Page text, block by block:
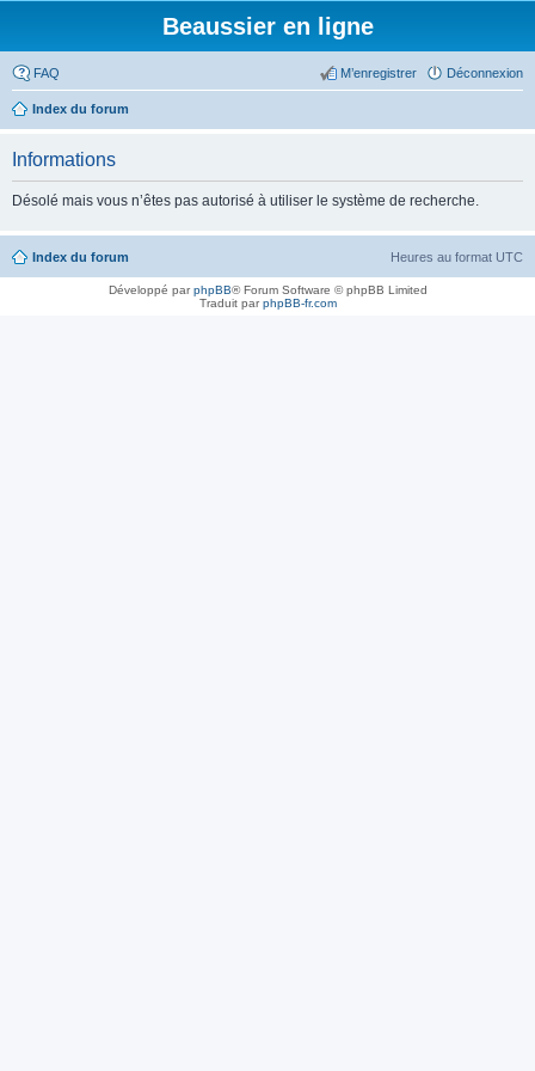
Beaussier en ligne
FAQ Déconnexion
M’enregistrer
Index du forum
Informations
Désolé mais vous n’êtes pas autorisé à utiliser le système de recherche.
Index du forum Heures au format UTC
Développé parphpBB® Forum Software © phpBB Limited
Traduit parphpBB-fr.com